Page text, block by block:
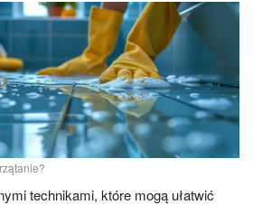
technikami, które mogą ułatwić